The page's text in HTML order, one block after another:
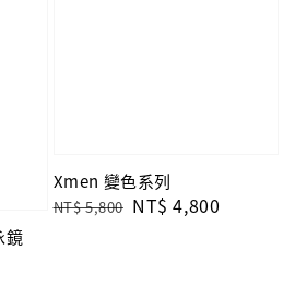
鏡
Xmen 變色系列
Regular
NT$ 5,800 Sale
NT$ 4,800